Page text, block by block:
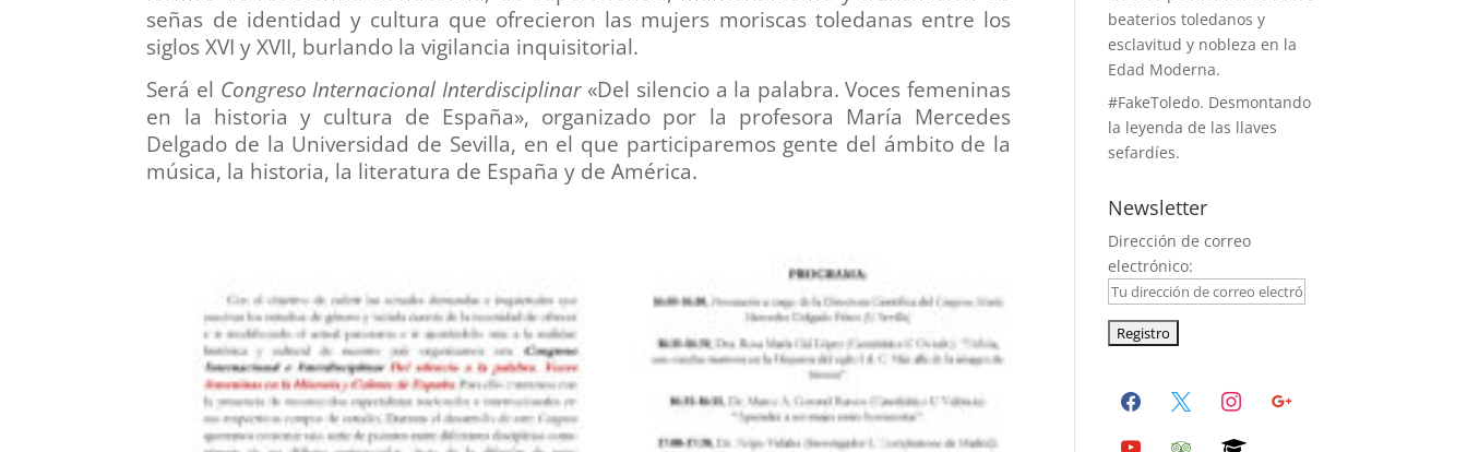
señas de identidad y cultura que ofrecieron las mujers moriscas toledanas entre los
siglos XVI y XVII, burlando la vigilancia inquisitorial.
Será el Congreso Internacional Interdisciplinar«Del silencio a la palabra. Voces femeninas
en la historia y cultura de España», organizado por la profesora María Mercedes
Delgado de la Universidad de Sevilla, en el que participaremos gente del ámbito de la
música, la historia, la literatura de España y de América.
beaterios toledanos y
esclavitud y nobleza en la
Edad Moderna.
#FakeToledo. Desmontando
la leyenda de las llaves
sefardíes.
Newsletter
Dirección de correo
electrónico:
facebook instagramgoogle
youtubetripadvisorgraduation-